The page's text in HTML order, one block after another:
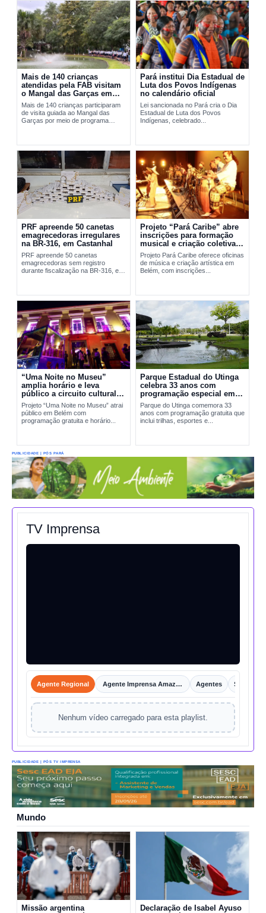
Mais de 140 crianças
atendidas pela FAB visitam
o Mangal das Garças em
Belém
Mais de 140 crianças participaram
de visita guiada ao Mangal das
Garças por meio de programa
Pará institui Dia Estadual de
Luta dos Povos Indígenas
no calendário oficial
Lei sancionada no Pará cria o Dia
Estadual de Luta dos Povos
Indígenas, celebrado...
PRF apreende 50 canetas
emagrecedoras irregulares
na BR-316, em Castanhal
PRF apreende 50 canetas
emagrecedoras sem registro
durante fiscalização na BR-316, em
Projeto “Pará Caribe” abre
inscrições para formação
musical e criação coletiva
em Belém
Projeto Pará Caribe oferece oficinas
de música e criação artística em
Belém, com inscrições...
“Uma Noite no Museu”
amplia horário e leva
público a circuito cultural
em Belém
Projeto “Uma Noite no Museu” atrai
público em Belém com
programação gratuita e horário...
Parque Estadual do Utinga
celebra 33 anos com
programação especial em
Belém
Parque do Utinga comemora 33
anos com programação gratuita que
inclui trilhas, esportes e...
PUBLICIDADE | PÓS PARÁ
TV Imprensa
Agente Regional Agente Imprensa Amazônica Agentes Shorts
Nenhum vídeo carregado para esta playlist.
PUBLICIDADE | PÓS TV IMPRENSA
Mundo
Missão argentina
Declaração de Isabel Ayuso